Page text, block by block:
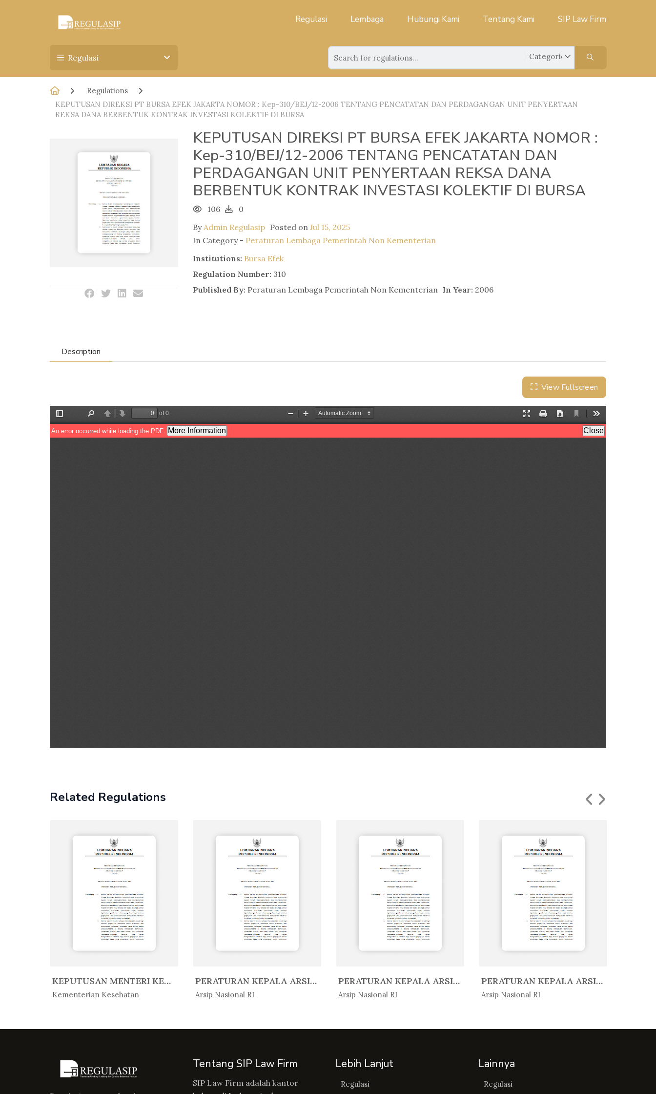
Regulasi Lembaga Hubungi Kami Tentang Kami SIP Law Firm
Regulasi
Regulations
KEPUTUSAN DIREKSI PT BURSA EFEK JAKARTA NOMOR : Kep-310/BEJ/12-2006 TENTANG PENCATATAN DAN PERDAGANGAN UNIT PENYERTAAN
REKSA DANA BERBENTUK KONTRAK INVESTASI KOLEKTIF DI BURSA
KEPUTUSAN DIREKSI PT BURSA EFEK JAKARTA NOMOR :
Kep-310/BEJ/12-2006 TENTANG PENCATATAN DAN
PERDAGANGAN UNIT PENYERTAAN REKSA DANA
BERBENTUK KONTRAK INVESTASI KOLEKTIF DI BURSA
106
0
ByAdmin Regulasip Posted on Jul 15, 2025
In Category - Peraturan Lembaga Pemerintah Non Kementerian
Institutions: Bursa Efek
Regulation Number: 310
Published By: Peraturan Lembaga Pemerintah Non Kementerian In Year: 2006
Description
View Fullscreen
Related Regulations
KEPUTUSAN MENTERI KESEHATAN REPU...
Kementerian Kesehatan
In Peratur...
PERATURAN KEPALA ARSIP NASIONAL ...
Arsip Nasional RI
In Peratur...
PERATURAN KEPALA ARSIP NASIONAL ...
Arsip Nasional RI
In Peratur...
PERATURAN KEPALA ARSIP NASIONAL ...
Arsip Nasional RI
In Peratur...
Tentang SIP Law Firm
SIP Law Firm adalah kantor
Lebih Lanjut
Regulasi
Lainnya
Regulasi